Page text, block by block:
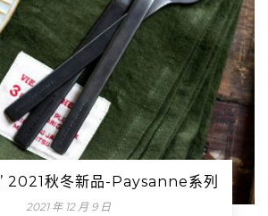
2021秋冬新品-Paysanne系列
2021 年 12 月 9 日